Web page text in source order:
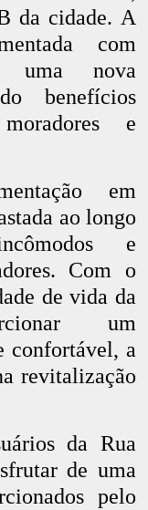
da cidade. A
com
uma nova
benefícios
e
em
ao longo
e
Com o
de vida da
um
confortável, a
revitalização
da Rua
de uma
pelo